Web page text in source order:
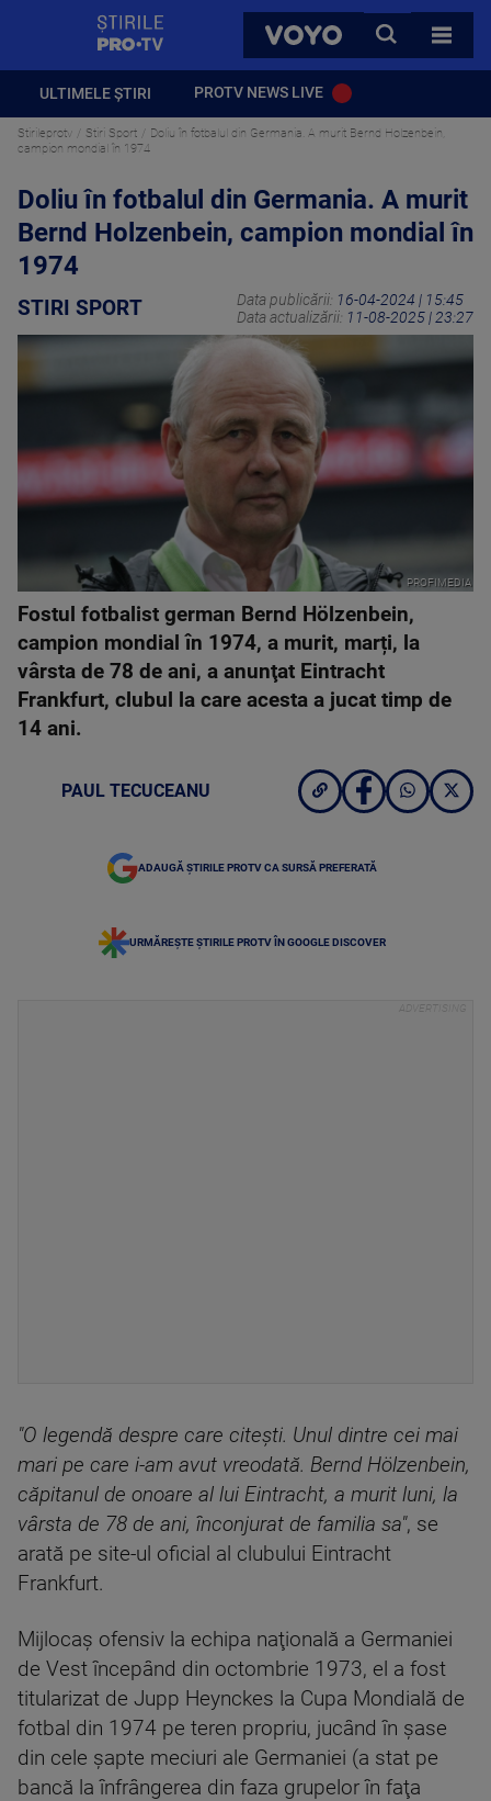
VOYO
CAUTA
TOATE
ULTIMELE ȘTIRI PROTV NEWS LIVE
Stirileprotv Stiri Sport
Doliu în fotbalul din Germania. A murit Bernd Holzenbein,
campion mondial în 1974
Doliu în fotbalul din Germania. A murit
Bernd Holzenbein, campion mondial în
1974
STIRI SPORT Data publicării: 16-04-2024 | 15:45
Data actualizării: 11-08-2025 | 23:27
PROFIMEDIA
Fostul fotbalist german Bernd Hölzenbein,
campion mondial în 1974, a murit, marți, la
vârsta de 78 de ani, a anunţat Eintracht
Frankfurt, clubul la care acesta a jucat timp de
14 ani.
PAUL TECUCEANU
ADAUGĂ ȘTIRILE PROTV CA SURSĂ PREFERATĂ
URMĂREȘTE ȘTIRILE PROTV ÎN GOOGLE DISCOVER
"O legendă despre care citeşti. Unul dintre cei mai
mari pe care i-am avut vreodată. Bernd Hölzenbein,
căpitanul de onoare al lui Eintracht, a murit luni, la
vârsta de 78 de ani, înconjurat de familia sa", se
arată pe site-ul oficial al clubului Eintracht
Frankfurt.
Mijlocaş ofensiv la echipa naţională a Germaniei
de Vest începând din octombrie 1973, el a fost
titularizat de Jupp Heynckes la Cupa Mondială de
fotbal din 1974 pe teren propriu, jucând în şase
din cele şapte meciuri ale Germaniei (a stat pe
bancă la înfrângerea din faza grupelor în faţa